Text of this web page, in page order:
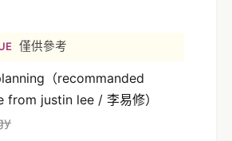
僅供參考
（recommanded
from justin lee / 李易修）